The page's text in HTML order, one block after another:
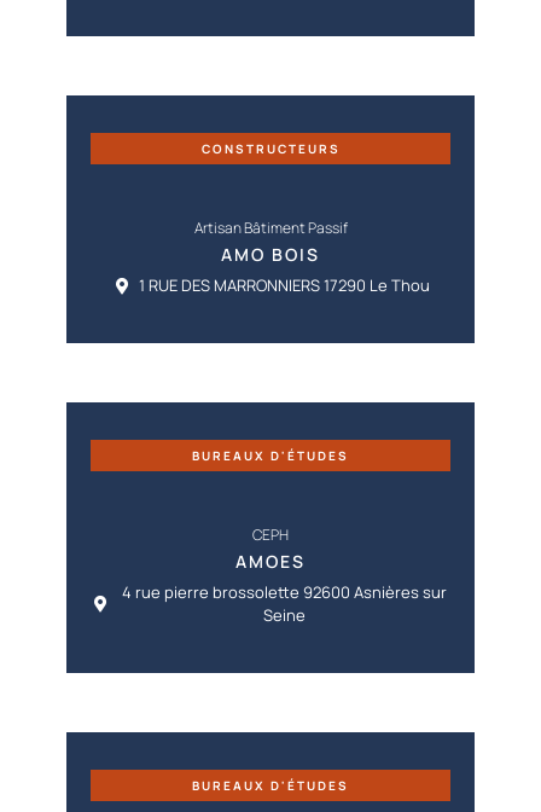
CONSTRUCTEURS
Artisan Bâtiment Passif
AMO BOIS
1 RUE DES MARRONNIERS 17290 Le Thou
BUREAUX D'ÉTUDES
CEPH
AMOES
4 rue pierre brossolette 92600 Asnières sur
Seine
BUREAUX D'ÉTUDES